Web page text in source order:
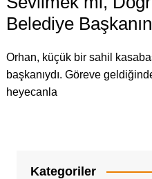
Belediye
Orhan, küçük bir sahil
başkanıydı. Göreve
heyecanla
Kategoriler